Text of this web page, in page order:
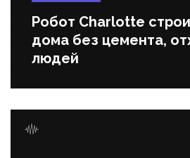
Робот Charlotte
дома без цемента,
людей